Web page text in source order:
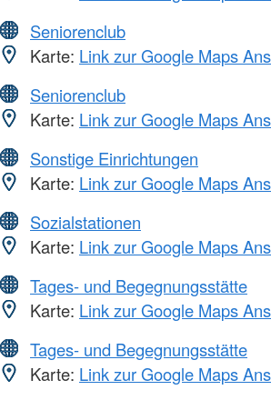
Seniorenclub
Karte: Link zur Google Maps
Seniorenclub
Karte: Link zur Google Maps
Sonstige Einrichtungen
Karte: Link zur Google Maps
Sozialstationen
Karte: Link zur Google Maps
Tages- und Begegnungsstätte
Karte: Link zur Google Maps
Tages- und Begegnungsstätte
Karte: Link zur Google Maps